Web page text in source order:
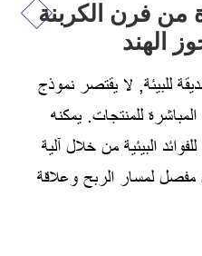
من فرن الكربنة
الهند
للبيئة, لا يقتصر نموذج
للمنتجات. يمكنه
البيئية من خلال آلية
مفصل لمسار الربح وعلاقة